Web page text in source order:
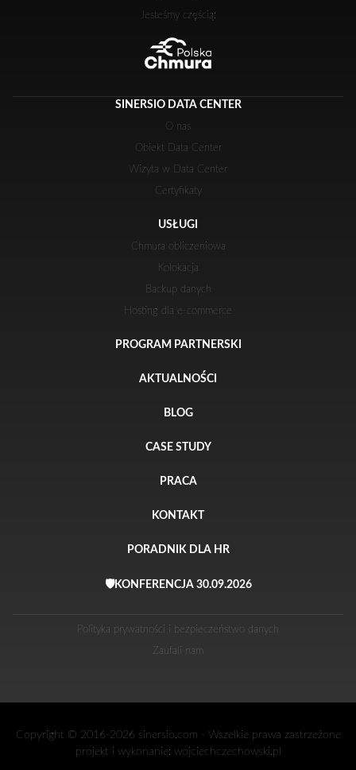
Jesteśmy częścią:
SINERSIO DATA CENTER
O nas
Obiekt Data Center
Wizyta w Data Center
Certyfikaty
USŁUGI
Chmura obliczeniowa
Kolokacja
Backup danych
Hosting dla e-commerce
PROGRAM PARTNERSKI
AKTUALNOŚCI
BLOG
CASE STUDY
PRACA
KONTAKT
PORADNIK DLA HR
🛡️KONFERENCJA 30.09.2026
Polityka prywatności i bezpieczeństwo danych
Zaufali nam
Copyright © 2016-2026 sinersio.com - Wszelkie prawa zastrzeżone
projekt i wykonanie: wojciechczechowski.pl